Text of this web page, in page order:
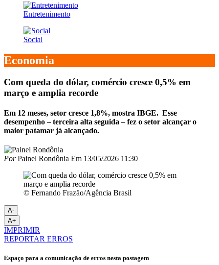
Entretenimento
Social
Economia
Com queda do dólar, comércio cresce 0,5% em
março e amplia recorde
Em 12 meses, setor cresce 1,8%, mostra IBGE. Esse
desempenho – terceira alta seguida – fez o setor alcançar o
maior patamar já alcançado.
PorPainel Rondônia Em 13/05/2026 11:30
© Fernando Frazão/Agência Brasil
A-
A+
IMPRIMIR
REPORTAR ERROS
Espaço para a comunicação de erros nesta postagem